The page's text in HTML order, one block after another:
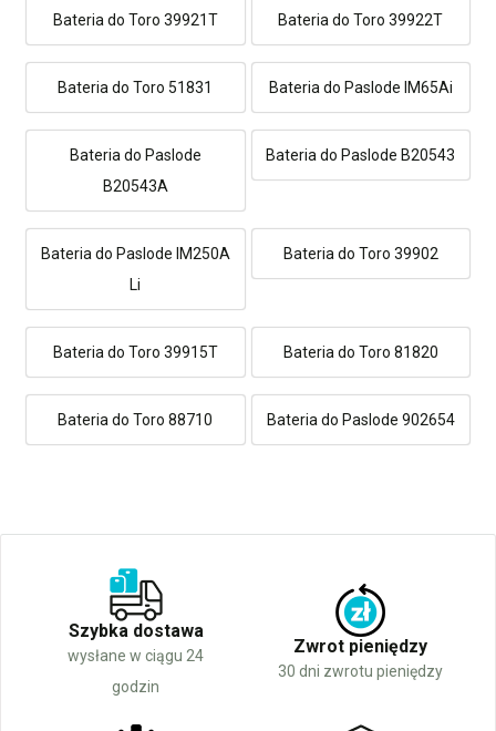
Bateria do Toro 39921T Bateria do Toro 39922T
Bateria do Toro 51831 Bateria do Paslode IM65Ai
Bateria do Paslode
B20543A
Bateria do Paslode B20543
Bateria do Paslode lM250A
Li
Bateria do Toro 39902
Bateria do Toro 39915T Bateria do Toro 81820
Bateria do Toro 88710 Bateria do Paslode 902654
Szybka dostawa
wysłane w ciągu 24
godzin
Zwrot pieniędzy
30 dni zwrotu pieniędzy